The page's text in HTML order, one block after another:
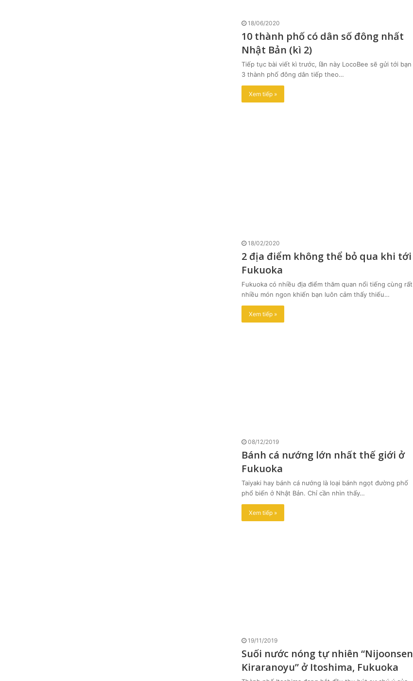
18/06/2020
10 thành phố có dân số đông nhất
Nhật Bản (kì 2)
Tiếp tục bài viết kì trước, lần này LocoBee sẽ gửi tới bạn
3 thành phố đông dân tiếp theo…
Xem tiếp »
18/02/2020
2 địa điểm không thể bỏ qua khi tới
Fukuoka
Fukuoka có nhiều địa điểm thăm quan nổi tiếng cùng rất
nhiều món ngon khiến bạn luôn cảm thấy thiếu…
Xem tiếp »
08/12/2019
Bánh cá nướng lớn nhất thế giới ở
Fukuoka
Taiyaki hay bánh cá nướng là loại bánh ngọt đường phố
phổ biến ở Nhật Bản. Chỉ cần nhìn thấy…
Xem tiếp »
19/11/2019
Suối nước nóng tự nhiên “Nijoonsen
Kiraranoyu” ở Itoshima, Fukuoka